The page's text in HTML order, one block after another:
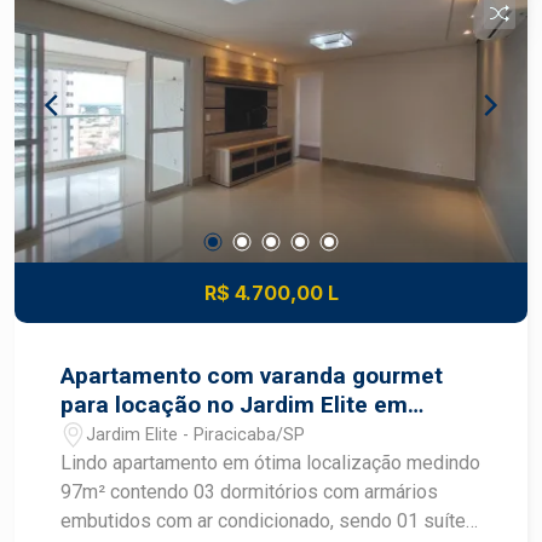
R$ 4.700,00 L
Apartamento com varanda gourmet
para locação no Jardim Elite em
Piracicaba
Jardim Elite - Piracicaba/SP
Lindo apartamento em ótima localização medindo
97m² contendo 03 dormitórios com armários
embutidos com ar condicionado, sendo 01 suíte ,